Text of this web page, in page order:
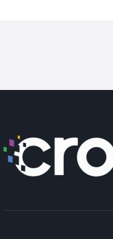
пяна, след което
процеса при
Държава на произход: